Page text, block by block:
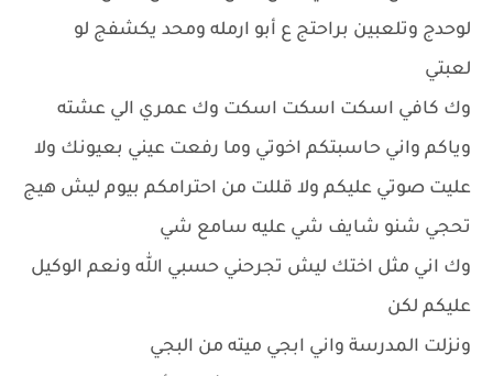
لوحدج وتلعبين براحتج ع أبو ارمله ومحد يكشفج لو
لعبتي
وك كافي اسكت اسكت اسكت وك عمري الي عشته
وياكم واني حاسبتكم اخوتي وما رفعت عيني بعيونك ولا
عليت صوتي عليكم ولا قللت من احترامكم بيوم ليش هيج
تحجي شنو شايف شي عليه سامع شي
وك اني مثل اختك ليش تجرحني حسبي الله ونعم الوكيل
عليكم لكن
ونزلت المدرسة واني ابجي ميته من البجي